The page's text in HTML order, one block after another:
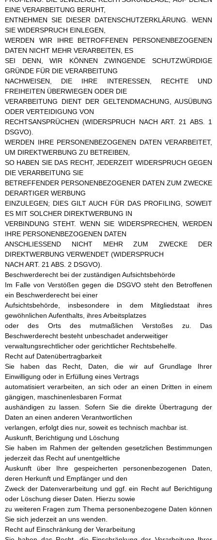
EINE VERARBEITUNG BERUHT,
ENTNEHMEN SIE DIESER DATENSCHUTZERKLÄRUNG. WENN
SIE WIDERSPRUCH EINLEGEN,
WERDEN WIR IHRE BETROFFENEN PERSONENBEZOGENEN
DATEN NICHT MEHR VERARBEITEN, ES
SEI DENN, WIR KÖNNEN ZWINGENDE SCHUTZWÜRDIGE
GRÜNDE FÜR DIE VERARBEITUNG
NACHWEISEN, DIE IHRE INTERESSEN, RECHTE UND
FREIHEITEN ÜBERWIEGEN ODER DIE
VERARBEITUNG DIENT DER GELTENDMACHUNG, AUSÜBUNG
ODER VERTEIDIGUNG VON
RECHTSANSPRÜCHEN (WIDERSPRUCH NACH ART. 21 ABS. 1
DSGVO).
WERDEN IHRE PERSONENBEZOGENEN DATEN VERARBEITET,
UM DIREKTWERBUNG ZU BETREIBEN,
SO HABEN SIE DAS RECHT, JEDERZEIT WIDERSPRUCH GEGEN
DIE VERARBEITUNG SIE
BETREFFENDER PERSONENBEZOGENER DATEN ZUM ZWECKE
DERARTIGER WERBUNG
EINZULEGEN; DIES GILT AUCH FÜR DAS PROFILING, SOWEIT
ES MIT SOLCHER DIREKTWERBUNG IN
VERBINDUNG STEHT. WENN SIE WIDERSPRECHEN, WERDEN
IHRE PERSONENBEZOGENEN DATEN
ANSCHLIESSEND NICHT MEHR ZUM ZWECKE DER
DIREKTWERBUNG VERWENDET (WIDERSPRUCH
NACH ART. 21 ABS. 2 DSGVO).
Beschwerderecht bei der zuständigen Aufsichtsbehörde
Im Falle von Verstößen gegen die DSGVO steht den Betroffenen
ein Beschwerderecht bei einer
Aufsichtsbehörde, insbesondere in dem Mitgliedstaat ihres
gewöhnlichen Aufenthalts, ihres Arbeitsplatzes
oder des Orts des mutmaßlichen Verstoßes zu. Das
Beschwerderecht besteht unbeschadet anderweitiger
verwaltungsrechtlicher oder gerichtlicher Rechtsbehelfe.
Recht auf Datenübertragbarkeit
Sie haben das Recht, Daten, die wir auf Grundlage Ihrer
Einwilligung oder in Erfüllung eines Vertrags
automatisiert verarbeiten, an sich oder an einen Dritten in einem
gängigen, maschinenlesbaren Format
aushändigen zu lassen. Sofern Sie die direkte Übertragung der
Daten an einen anderen Verantwortlichen
verlangen, erfolgt dies nur, soweit es technisch machbar ist.
Auskunft, Berichtigung und Löschung
Sie haben im Rahmen der geltenden gesetzlichen Bestimmungen
jederzeit das Recht auf unentgeltliche
Auskunft über Ihre gespeicherten personenbezogenen Daten,
deren Herkunft und Empfänger und den
Zweck der Datenverarbeitung und ggf. ein Recht auf Berichtigung
oder Löschung dieser Daten. Hierzu sowie
zu weiteren Fragen zum Thema personenbezogene Daten können
Sie sich jederzeit an uns wenden.
Recht auf Einschränkung der Verarbeitung